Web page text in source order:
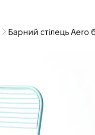
Барний стілець Aero